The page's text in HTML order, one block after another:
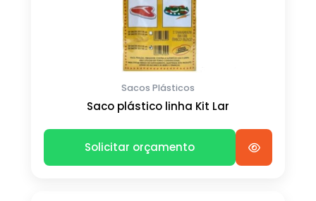
Sacos Plásticos
Saco plástico linha Kit Lar
Solicitar orçamento